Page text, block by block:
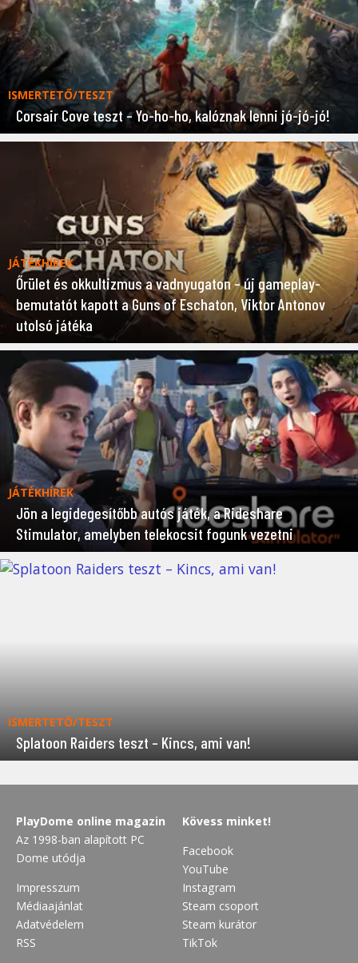
ISMERTETŐ/TESZT
Corsair Cove teszt – Yo-ho-ho, kalóznak lenni jó-jó-jó!
JÁTÉKHÍREK
Őrület és okkultizmus a vadnyugaton – új gameplay-
bemutatót kapott a Guns of Eschaton, Viktor Antonov
utolsó játéka
JÁTÉKHÍREK
Jön a legidegesítőbb autós játék, a Rideshare
Stimulator, amelyben telekocsit fogunk vezetni
ISMERTETŐ/TESZT
Splatoon Raiders teszt – Kincs, ami van!
PlayDome online magazin
Az 1998-ban alapított PC
Dome utódja
Impresszum
Médiaajánlat
Adatvédelem
RSS
Kövess minket!
Facebook
YouTube
Instagram
Steam csoport
Steam kurátor
TikTok